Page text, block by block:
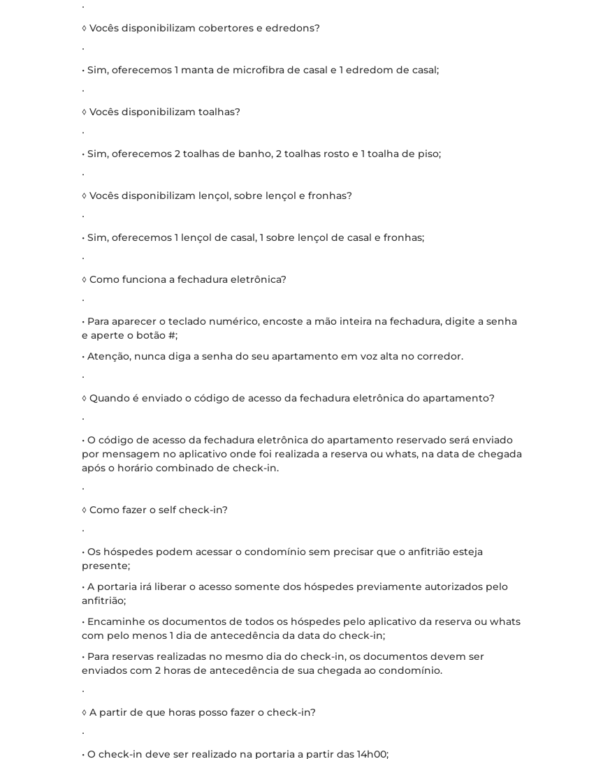
∙
◊ Vocês disponibilizam cobertores e edredons?
∙
• Sim, oferecemos 1 manta de microfibra de casal e 1 edredom de casal;
∙
◊ Vocês disponibilizam toalhas?
∙
• Sim, oferecemos 2 toalhas de banho, 2 toalhas rosto e 1 toalha de piso;
∙
◊ Vocês disponibilizam lençol, sobre lençol e fronhas?
∙
• Sim, oferecemos 1 lençol de casal, 1 sobre lençol de casal e fronhas;
∙
◊ Como funciona a fechadura eletrônica?
∙
• Para aparecer o teclado numérico, encoste a mão inteira na fechadura, digite a senha
e aperte o botão #;
• Atenção, nunca diga a senha do seu apartamento em voz alta no corredor.
∙
◊ Quando é enviado o código de acesso da fechadura eletrônica do apartamento?
∙
• O código de acesso da fechadura eletrônica do apartamento reservado será enviado
por mensagem no aplicativo onde foi realizada a reserva ou whats, na data de chegada
após o horário combinado de check-in.
∙
◊ Como fazer o self check-in?
∙
• Os hóspedes podem acessar o condomínio sem precisar que o anfitrião esteja
presente;
• A portaria irá liberar o acesso somente dos hóspedes previamente autorizados pelo
anfitrião;
• Encaminhe os documentos de todos os hóspedes pelo aplicativo da reserva ou whats
com pelo menos 1 dia de antecedência da data do check-in;
• Para reservas realizadas no mesmo dia do check-in, os documentos devem ser
enviados com 2 horas de antecedência de sua chegada ao condomínio.
∙
◊ A partir de que horas posso fazer o check-in?
∙
• O check-in deve ser realizado na portaria a partir das 14h00;